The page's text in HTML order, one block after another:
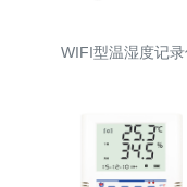
WIFI型温湿度记录